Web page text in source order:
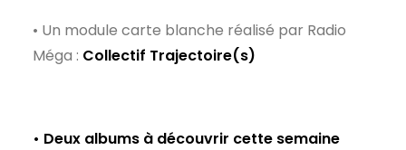
• Un module carte blanche réalisé par Radio
Méga : Collectif Trajectoire(s)
• Deux albums à découvrir cette semaine